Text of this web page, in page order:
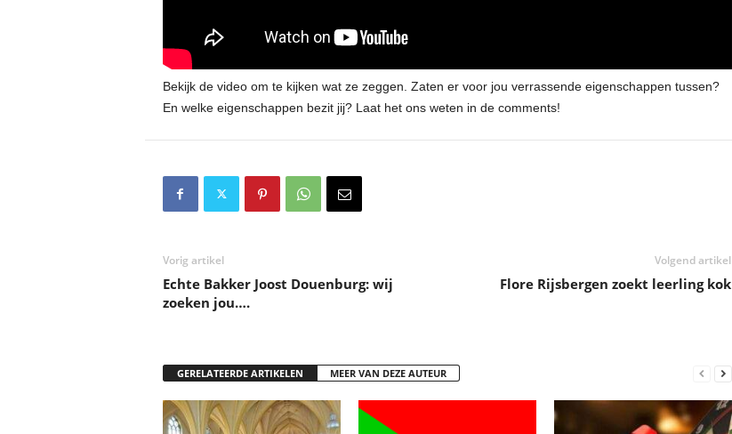
Bekijk de video om te kijken wat ze zeggen. Zaten er voor jou verrassende eigenschappen tussen?
En welke eigenschappen bezit jij? Laat het ons weten in de comments!
Vorig artikel
Echte Bakker Joost Douenburg: wij
zoeken jou….
Volgend artikel
Flore Rijsbergen zoekt leerling kok
GERELATEERDE ARTIKELEN MEER VAN DEZE AUTEUR